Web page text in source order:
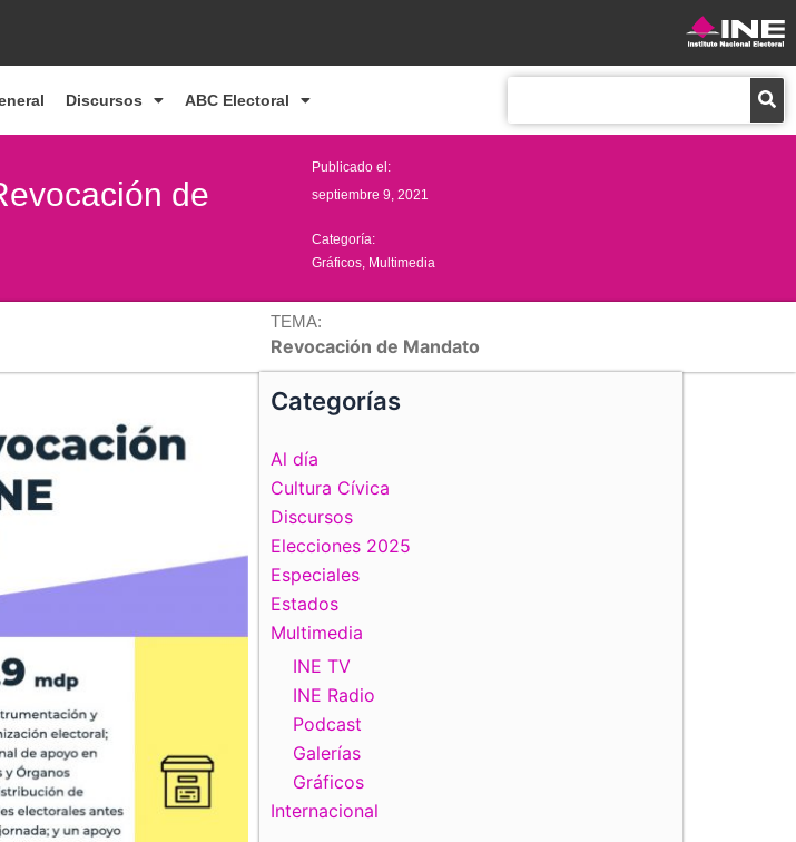
Discursos ABC Electoral
de
Publicado el:
septiembre 9, 2021
Categoría:
Gráficos Multimedia
TEMA:
Revocación de Mandato
Categorías
Al día
Cultura Cívica
Discursos
Elecciones 2025
Especiales
Estados
Multimedia
INE TV
INE Radio
Podcast
Galerías
Gráficos
Internacional